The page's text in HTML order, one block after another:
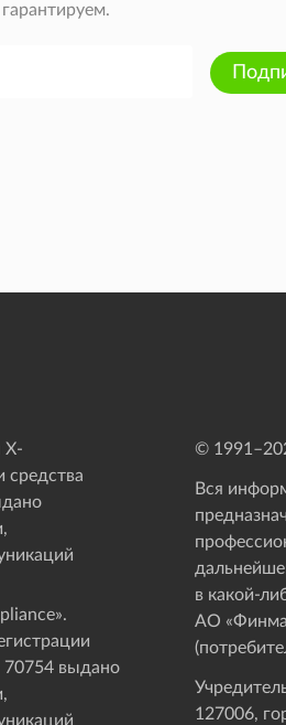
X-
средства
выдано
© 1991–
Вся
в какой-
АО
127006,